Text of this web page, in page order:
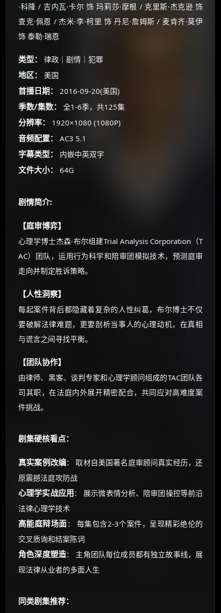
·科隆 / 吉内瓦·卡尔 饰 玛莉莎·摩根 / 克里斯·杰克逊 饰
查克·佩恩 / 杰米·李·柯里 饰 丹尼·詹姆斯 / 麦肯齐·莫伊
饰 泰勒·瑞恩
类型： 律政｜剧情｜犯罪
地区： 美国
首播日期： 2016-09-20(美国)
季数/集数： 全1-6季，共125集
分辨率： 1920×1080 (1080P)
音频配置： AC3 5.1
字幕类型： 内嵌中英双字
文件大小： 64G
剧情简介:
【庭审博弈】
心理学博士杰森·布尔组建Trial Analysis Corporation（T
AC）团队，运用行为科学和陪审团模拟技术，预测庭审
走向并制定胜诉策略。
【人性洞察】
每起案件背后都隐藏着复杂的人性纠葛，布尔博士不仅
要破解法律难题，更要剖析当事人的心理动机，在真相
与谎言之间寻找平衡。
【团队协作】
由律师、黑客、谈判专家和心理学顾问组成的TAC团队各
司其职，在法庭内外展开精密配合，共同应对高难度案
件挑战。
剧集硬核看点：
真实案例改编： 取材自美国著名庭审顾问真实经历，还
原震撼法庭攻防战
心理学实战应用： 展示微表情分析、陪审团操控等前沿
法律心理学技术
高能庭辩场面： 每集包含2-3个案件，呈现精彩绝伦的
交叉质询和结案陈词
角色深度塑造： 主角团队每位成员都有独立故事线，展
现法律从业者的多面人生
同类剧集推荐：
🧧 福利领取站
☕
朋友们辛苦了 💦
你需要的各种会员，都可低价购买！
价格有浮动，请直接搜索查最低价！
☕ 海外大侠？通过 Ko-fi 赐茶